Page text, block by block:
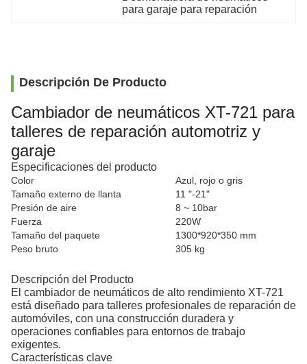
para garaje para reparación
Descripción De Producto
Cambiador de neumáticos XT-721 para
talleres de reparación automotriz y
garaje
Especificaciones del producto
Color
Azul, rojo o gris
Tamaño externo de llanta
11 "-21"
Presión de aire
8 ~ 10bar
Fuerza
220W
Tamaño del paquete
1300*920*350 mm
Peso bruto
305 kg
Descripción del Producto
El cambiador de neumáticos de alto rendimiento XT-721
está diseñado para talleres profesionales de reparación de
automóviles, con una construcción duradera y
operaciones confiables para entornos de trabajo
exigentes.
Características clave